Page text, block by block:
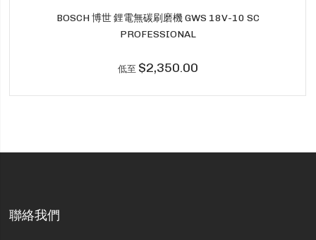
BOSCH 博世 鋰電無碳刷磨機 GWS 18V-10 SC
PROFESSIONAL
低至 $2,350.00
聯絡我們